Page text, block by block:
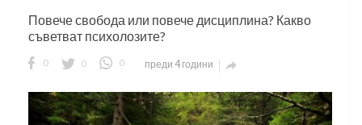
Повече свобода или повече дисциплина? Какво
съветват психолозите?
0 0 0 преди 4 години 